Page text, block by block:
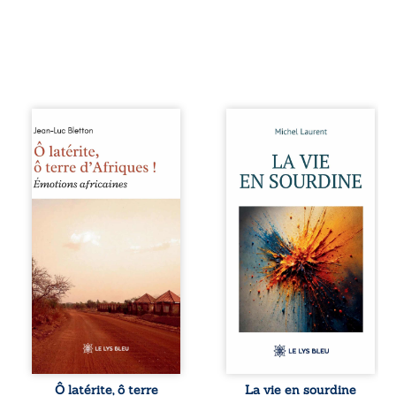
Ô latérite, ô terre
d’Afriques ! est un
poétique et
authentique aux
paysages, aux
émotions brutes
d’un continent en
entre traditions et
modernité. Des
souvenirs intimes
– la pluie à
Namoungou, le
baobab de
Zagtouli – aux
portraits
Ô latérite, ô terre
Nina et Pierre se
très jeunes,
presque par
hasard, et se sont
aimés simplement,
persuadés que la
présence de
l’autre suffirait. Ils
mènent une
existence
modeste, rythmée
par le travail, la
fatigue et les
silences. La mort
de la mère de
vivent, fragilise un
La vie en sourdine